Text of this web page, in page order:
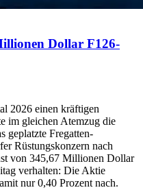
Dollar F126-
2026 einen kräftigen
im gleichen Atemzug die
geplatzte Fregatten-
Rüstungskonzern nach
von 345,67 Millionen Dollar
verhalten: Die Aktie
nur 0,40 Prozent nach.